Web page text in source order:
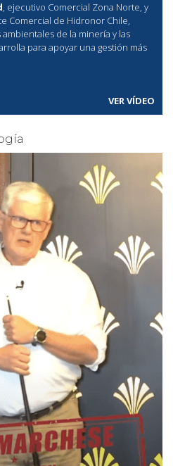
, ejecutivo Comercial Zona Norte, y
Comercial de Hidronor Chile,
de la minería y las
para apoyar una gestión más
VER VÍDEO